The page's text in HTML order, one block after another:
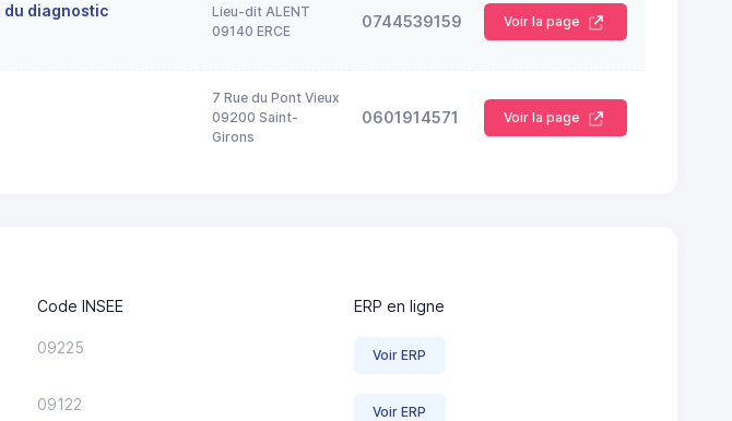
du diagnostic
Lieu-dit ALENT
09140 ERCE
0744539159 Voir la page
7 Rue du Pont Vieux
09200 Saint-
Girons
0601914571 Voir la page
Code INSEE ERP en ligne
09225 Voir ERP
09122 Voir ERP